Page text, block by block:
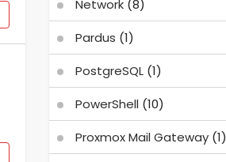
Network(8)
Pardus (1)
PostgreSQL(1)
PowerShell (10)
Proxmox Mail Gateway(1)